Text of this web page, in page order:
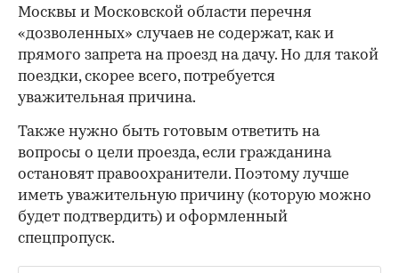
Москвы и Московской области перечня
«дозволенных» случаев не содержат, как и
прямого запрета на проезд на дачу. Но для такой
поездки, скорее всего, потребуется
уважительная причина.
Также нужно быть готовым ответить на
вопросы о цели проезда, если гражданина
остановят правоохранители. Поэтому лучше
иметь уважительную причину (которую можно
будет подтвердить) и оформленный
спецпропуск.